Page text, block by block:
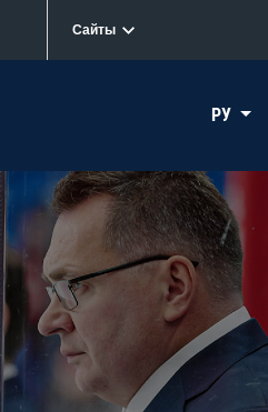
Сайты
РУ